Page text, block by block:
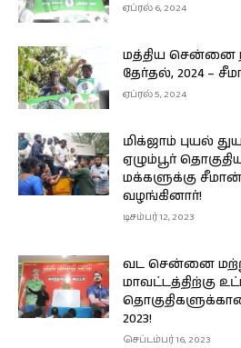
ஏப்ரல் 6, 2024
மத்திய சென்னை
தேர்தல், 2024 –
ஏப்ரல் 5, 2024
மிக்ஜாம் புயல்
ஏழும்பூர்
மக்களுக்கு
வழங்கினார்!
டிசம்பர் 12, 2023
வட சென்னை
மாவட்டத்திற்கு
2023!
செப்டம்பர் 16, 2023